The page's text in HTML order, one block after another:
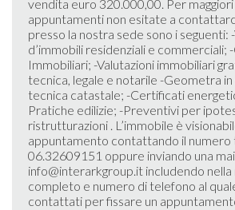
vendita euro 320.000,00. Per
appuntamenti non esitate a
presso la nostra sede sono i
d’immobili residenziali e commerciali;
Immobiliari; -Valutazioni immobiliari
tecnica, legale e notarile -Geometra
tecnica catastale; -Certificati
Pratiche edilizie; -Preventivi per
ristrutturazioni . L’immobile è
appuntamento contattando il numero
06.32609151 oppure inviando una
info@interarkgroup.it includendo nella
completo e numero di telefono al
contattati per fissare un